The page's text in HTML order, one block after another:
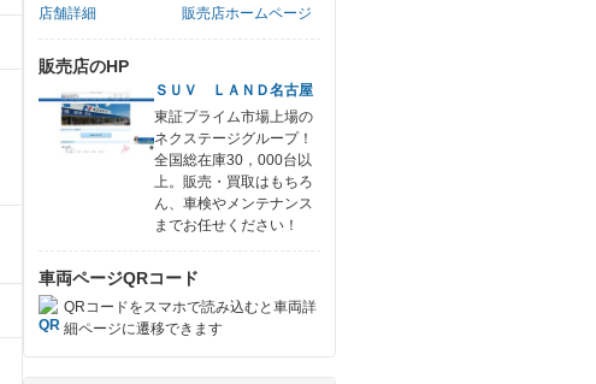
店舗詳細
販売店ホームページ
販売店のHP
ＳＵＶ ＬＡＮＤ名古屋
東証プライム市場上場の
ネクステージグループ！
全国総在庫30，000台以
上。販売・買取はもちろ
ん、車検やメンテナンス
までお任せください！
車両ページQRコード
QRコードをスマホで読み込むと車両詳
細ページに遷移できます